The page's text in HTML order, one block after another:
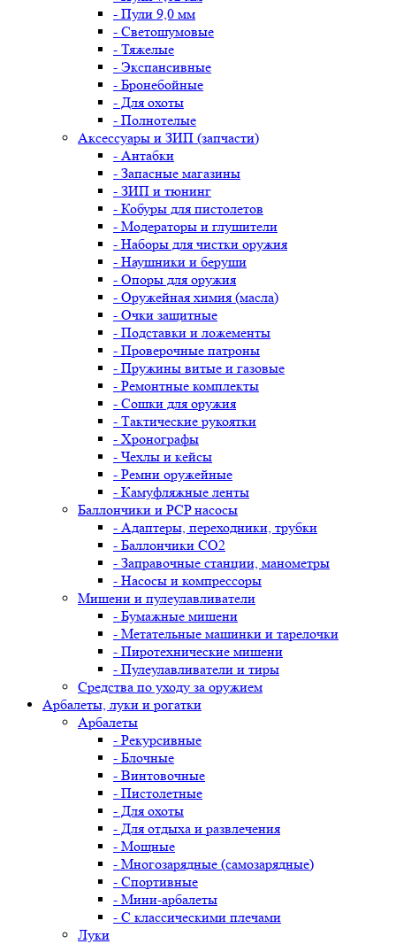
- Пули 9,0 мм
- Светошумовые
- Тяжелые
- Экспансивные
- Бронебойные
- Для охоты
- Полнотелые
Аксессуары и ЗИП (запчасти)
- Антабки
- Запасные магазины
- ЗИП и тюнинг
- Кобуры для пистолетов
- Модераторы и глушители
- Наборы для чистки оружия
- Наушники и беруши
- Опоры для оружия
- Оружейная химия (масла)
- Очки защитные
- Подставки и ложементы
- Проверочные патроны
- Пружины витые и газовые
- Ремонтные комплекты
- Сошки для оружия
- Тактические рукоятки
- Хронографы
- Чехлы и кейсы
- Ремни оружейные
- Камуфляжные ленты
Баллончики и PCP насосы
- Адаптеры, переходники, трубки
- Баллончики CO2
- Заправочные станции, манометры
- Насосы и компрессоры
Мишени и пулеулавливатели
- Бумажные мишени
- Метательные машинки и тарелочки
- Пиротехнические мишени
- Пулеулавливатели и тиры
Средства по уходу за оружием
Арбалеты, луки и рогатки
Арбалеты
- Рекурсивные
- Блочные
- Винтовочные
- Пистолетные
- Для охоты
- Для отдыха и развлечения
- Мощные
- Многозарядные (самозарядные)
- Спортивные
- Мини-арбалеты
- С классическими плечами
Луки